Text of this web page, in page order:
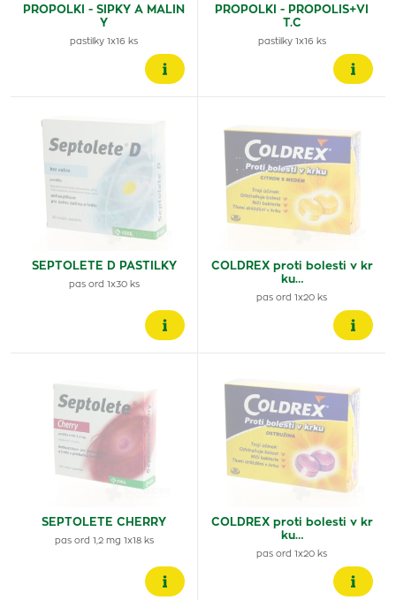
PROPOLKI - SIPKY A MALIN
Y
pastilky 1x16 ks
PROPOLKI - PROPOLIS+VI
T.C
pastilky 1x16 ks
SEPTOLETE D PASTILKY
pas ord 1x30 ks
COLDREX proti bolesti v kr
ku…
pas ord 1x20 ks
SEPTOLETE CHERRY
pas ord 1,2 mg 1x18 ks
COLDREX proti bolesti v kr
ku…
pas ord 1x20 ks